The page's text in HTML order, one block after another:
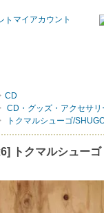
マイアカウント
CD
CD・グッズ・アクセサリ
トクマルシューゴ/
トクマルシュー